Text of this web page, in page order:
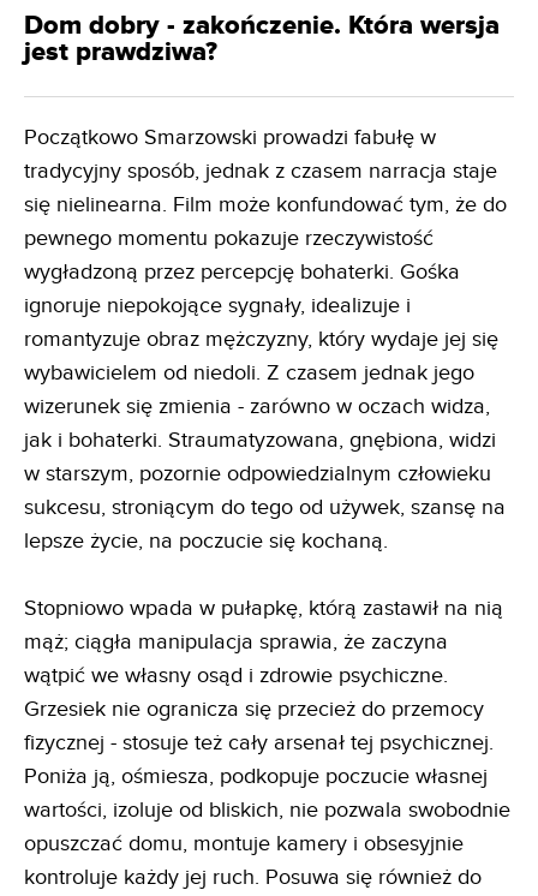
Dom dobry - zakończenie. Która wersja
jest prawdziwa?
Początkowo Smarzowski prowadzi fabułę w
tradycyjny sposób, jednak z czasem narracja staje
się nielinearna. Film może konfundować tym, że do
pewnego momentu pokazuje rzeczywistość
wygładzoną przez percepcję bohaterki. Gośka
ignoruje niepokojące sygnały, idealizuje i
romantyzuje obraz mężczyzny, który wydaje jej się
wybawicielem od niedoli. Z czasem jednak jego
wizerunek się zmienia - zarówno w oczach widza,
jak i bohaterki. Straumatyzowana, gnębiona, widzi
w starszym, pozornie odpowiedzialnym człowieku
sukcesu, stroniącym do tego od używek, szansę na
lepsze życie, na poczucie się kochaną.
Stopniowo wpada w pułapkę, którą zastawił na nią
mąż; ciągła manipulacja sprawia, że zaczyna
wątpić we własny osąd i zdrowie psychiczne.
Grzesiek nie ogranicza się przecież do przemocy
fizycznej - stosuje też cały arsenał tej psychicznej.
Poniża ją, ośmiesza, podkopuje poczucie własnej
wartości, izoluje od bliskich, nie pozwala swobodnie
opuszczać domu, montuje kamery i obsesyjnie
kontroluje każdy jej ruch. Posuwa się również do